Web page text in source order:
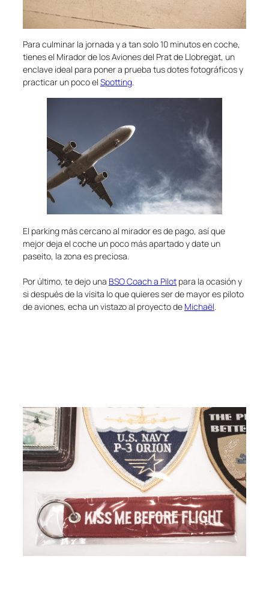
Para culminar la jornada y a tan solo 10 minutos en coche,
tienes el Mirador de los Aviones del Prat de Llobregat, un
enclave ideal para poner a prueba tus dotes fotográficos y
practicar un poco el Spotting
El parking más cercano al mirador es de pago, así que
mejor deja el coche un poco más apartado y date un
paseito, la zona es preciosa.
Por último, te dejo una BSO Coach a Pilot para la ocasión y
si después de la visita lo que quieres ser de mayor es piloto
de aviones, echa un vistazo al proyecto de Michaël